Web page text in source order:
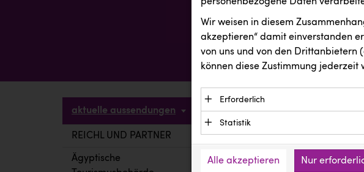
aktuelle aussendungen
REICHL UND PARTNER
Ägyptische
Wir weisen in diesem
akzeptieren“ damit ein­ver­standen
von uns und von den Drittanbietern
können diese Zustimmung jederzeit
Erforderlich
Essenzielle Cookies
Funktion der Website erforderlich.
Daten und werden an keine
Anbieter: Eigentümer der Website
Statistik
verstehen, wie unsere Besucher
Alle akzeptieren Nur